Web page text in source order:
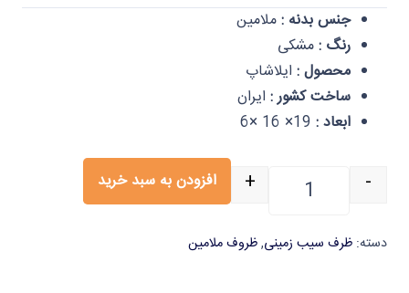
جنس بدنه :ملامین
رنگ :مشکی
محصول : ایلاشاپ
ساخت کشور : ایران
ابعاد :
ظرف ملامین wm57 یک عددی ایلا عدد -
+ افزودن به سبد خرید
دسته: ظرف سیب زمینی,ظروف ملامین